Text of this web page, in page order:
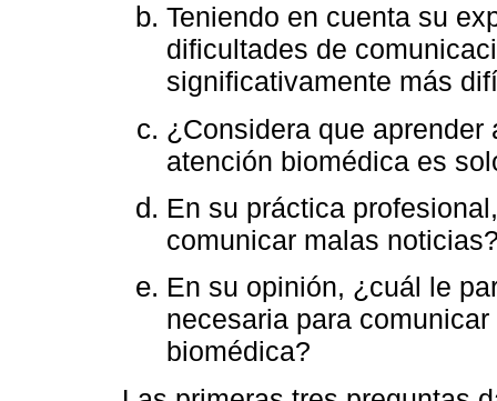
Teniendo en cuenta su
dificultades de
significativamente más
¿Considera que
atención biomédica es
En su práctica
comunicar malas
En su opinión, ¿cuál le
necesaria para
biomédica?